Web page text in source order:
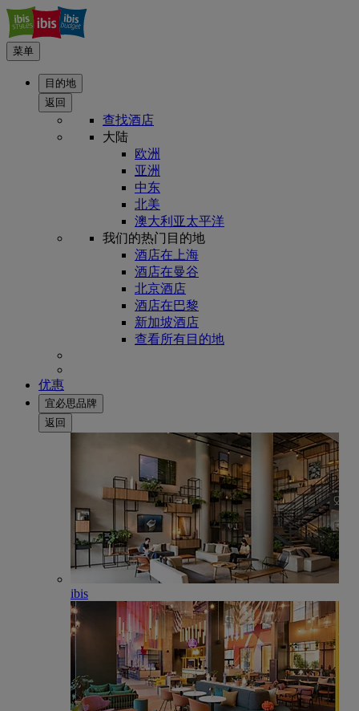
菜单
目的地
返回
查找酒店
大陆
欧洲
亚洲
中东
北美
澳大利亚太平洋
我们的热门目的地
酒店在上海
酒店在曼谷
北京酒店
酒店在巴黎
新加坡酒店
查看所有目的地
优惠
宜必思品牌
返回
ibis